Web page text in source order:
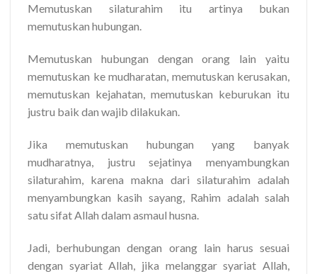
Memutuskan silaturahim itu artinya bukan
memutuskan hubungan.
Memutuskan hubungan dengan orang lain yaitu
memutuskan ke mudharatan, memutuskan kerusakan,
memutuskan kejahatan, memutuskan keburukan itu
justru baik dan wajib dilakukan.
Jika memutuskan hubungan yang banyak
mudharatnya, justru sejatinya menyambungkan
silaturahim, karena makna dari silaturahim adalah
menyambungkan kasih sayang, Rahim adalah salah
satu sifat Allah dalam asmaul husna.
Jadi, berhubungan dengan orang lain harus sesuai
dengan syariat Allah, jika melanggar syariat Allah,